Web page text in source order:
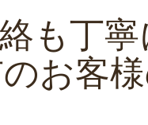
も丁
お客